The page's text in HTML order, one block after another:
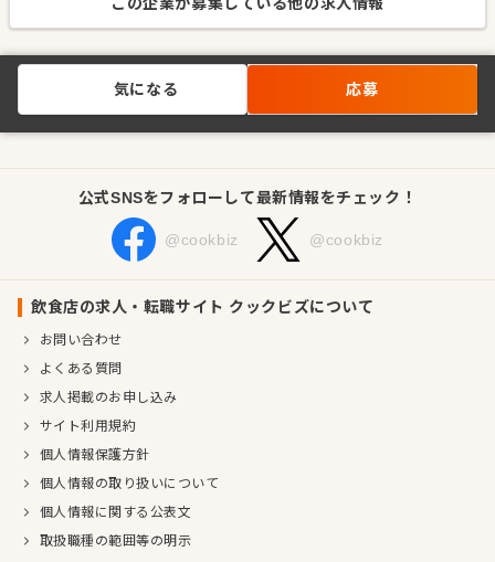
気になる 応募
公式SNSをフォローして最新情報をチェック！
@cookbiz @cookbiz
飲食店の求人・転職サイト クックビズについて
お問い合わせ
よくある質問
求人掲載のお申し込み
サイト利用規約
個人情報保護方針
個人情報の取り扱いについて
個人情報に関する公表文
取扱職種の範囲等の明示